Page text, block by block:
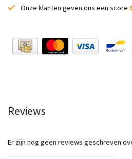
Onze klanten geven ons een score
Reviews
Er zijn nog geen reviews geschreven